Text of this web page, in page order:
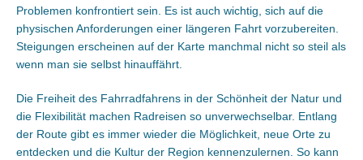
Problemen konfrontiert sein. Es ist auch wichtig, sich auf die
physischen Anforderungen einer längeren Fahrt vorzubereiten.
Steigungen erscheinen auf der Karte manchmal nicht so steil als
wenn man sie selbst hinauffährt.
Die Freiheit des Fahrradfahrens in der Schönheit der Natur und
die Flexibilität machen Radreisen so unverwechselbar. Entlang
der Route gibt es immer wieder die Möglichkeit, neue Orte zu
entdecken und die Kultur der Region kennenzulernen. So kann